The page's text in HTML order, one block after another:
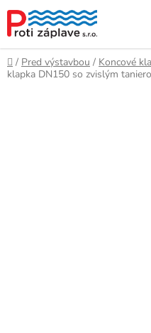
obsah
Domov
/ Pred výstavbou / Koncové
klapka DN150 so zvislým